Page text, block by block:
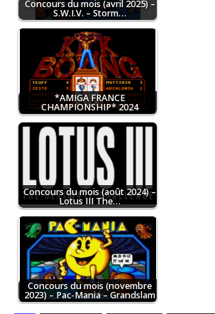
Concours du mois (avril 2025) –
S.W.I.V. – Storm…
*AMIGA FRANCE
CHAMPIONSHIP* 2024
Concours du mois (août 2024) –
Lotus III The…
Concours du mois (novembre
2023) – Pac-Mania – Grandslam